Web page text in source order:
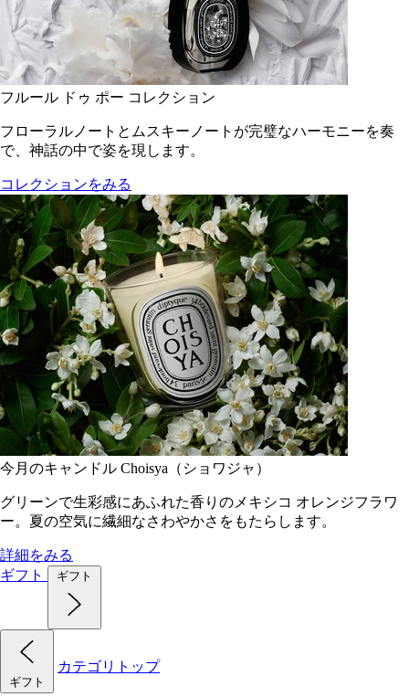
フルール ドゥ ポー コレクション
フローラルノートとムスキーノートが完璧なハーモニーを奏
で、神話の中で姿を現します。
コレクションをみる
今月のキャンドル Choisya（ショワジャ）
グリーンで生彩感にあふれた香りのメキシコ オレンジフラワ
ー。夏の空気に繊細なさわやかさをもたらします。
詳細をみる
ギフト
ギフト
ギフト
カテゴリトップ